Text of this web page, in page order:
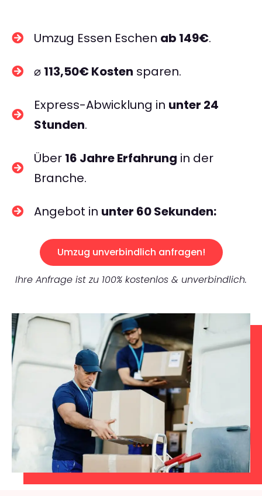
Umzug Essen Eschen ab 149€.
⌀ 113,50€ Kosten sparen.
Express-Abwicklung in unter 24
Stunden.
Über 16 Jahre Erfahrung in der
Branche.
Angebot in unter 60 Sekunden:
Umzug unverbindlich anfragen!
Ihre Anfrage ist zu 100% kostenlos & unverbindlich.